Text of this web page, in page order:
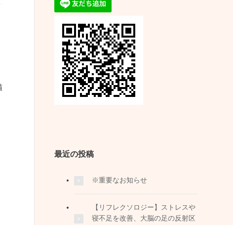
最近の投稿
※重要なお知らせ
【リフレクソロジー】ストレスや
寝不足を改善、大脳の足の反射区